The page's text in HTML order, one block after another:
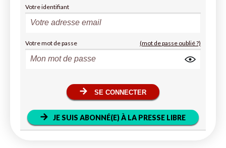
Votre identifiant
Votre mot de passe (mot de passe oublié ?)
SE CONNECTER
JE SUIS ABONNÉ(E) À LA PRESSE LIBRE